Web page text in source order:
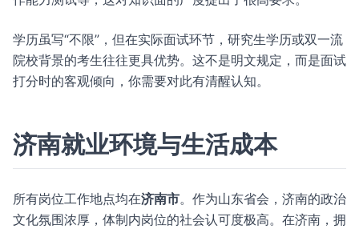
学历虽写“不限”，但在实际面试环节，研究生学历或双一流
院校背景的考生往往更具优势。这不是明文规定，而是面试
打分时的客观倾向，你需要对此有清醒认知。
济南就业环境与生活成本
所有岗位工作地点均在济南市。作为山东省会，济南的政治
文化氛围浓厚，体制内岗位的社会认可度极高。在济南，拥